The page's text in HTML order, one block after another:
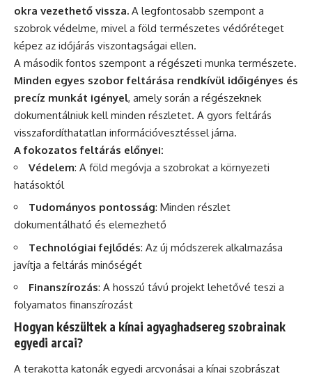
okra vezethető vissza. A legfontosabb szempont a
szobrok védelme, mivel a föld természetes védőréteget
képez az időjárás viszontagságai ellen.
A második fontos szempont a régészeti munka természete.
Minden egyes szobor feltárása rendkívül időigényes és
precíz munkát igényel, amely során a régészeknek
dokumentálniuk kell minden részletet. A gyors feltárás
visszafordíthatatlan információvesztéssel járna.
A fokozatos feltárás előnyei:
Védelem: A föld megóvja a szobrokat a környezeti
hatásoktól
Tudományos pontosság: Minden részlet
dokumentálható és elemezhető
Technológiai fejlődés: Az új módszerek alkalmazása
javítja a feltárás minőségét
Finanszírozás: A hosszú távú projekt lehetővé teszi a
folyamatos finanszírozást
Hogyan készültek a kínai agyaghadsereg szobrainak
egyedi arcai?
A terakotta katonák egyedi arcvonásai a kínai szobrászat